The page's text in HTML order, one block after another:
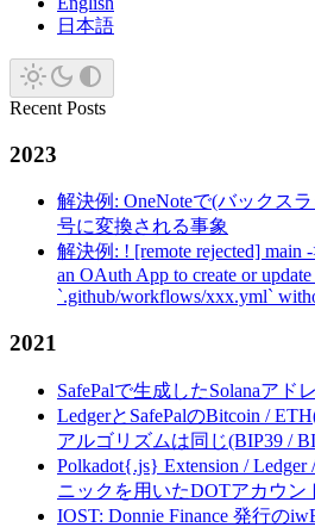
日本語
Recent Posts
2023
解決例: OneNoteで(バックス
号に変換される事象
解決例: ! [remote rejected] main
an OAuth App to create or
`.github/workflows/xxx.yml`
2021
SafePalで生成したSolanaアド
LedgerとSafePalのBitcoin /
アルゴリズムは同じ(BIP39 /
Polkadot{.js} Extension /
ニックを用いたDOTアカウン
IOST: Donnie Finance 発行の